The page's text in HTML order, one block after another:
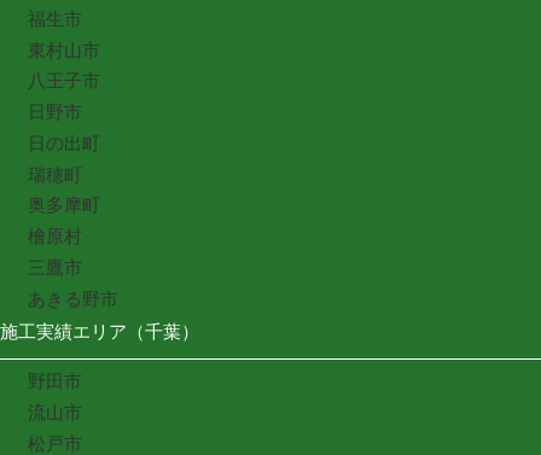
福生市
東村山市
八王子市
日野市
日の出町
瑞穂町
奥多摩町
檜原村
三鷹市
あきる野市
施工実績エリア（千葉）
野田市
流山市
松戸市